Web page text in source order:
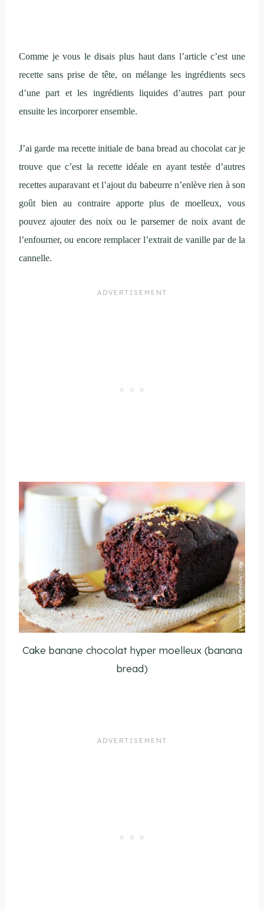
Comme je vous le disais plus haut dans l’article c’est une
recette sans prise de tête, on mélange les ingrédients secs
d’une part et les ingrédients liquides d’autres part pour
ensuite les incorporer ensemble.
J’ai garde ma recette initiale de bana bread au chocolat car je
trouve que c’est la recette idéale en ayant testée d’autres
recettes auparavant et l’ajout du babeurre n’enlève rien à son
goût bien au contraire apporte plus de moelleux, vous
pouvez ajouter des noix ou le parsemer de noix avant de
l’enfourner, ou encore remplacer l’extrait de vanille par de la
cannelle.
Cake banane chocolat hyper moelleux (banana
bread)